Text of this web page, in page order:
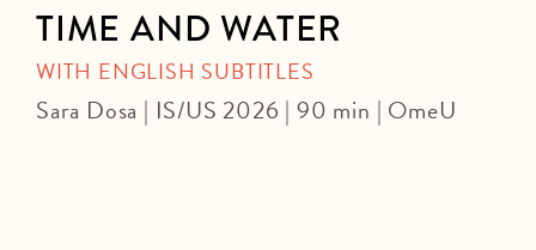
TIME AND WATER
WITH ENGLISH SUBTITLES
Sara Dosa | IS/US 2026 | 90 min | OmeU